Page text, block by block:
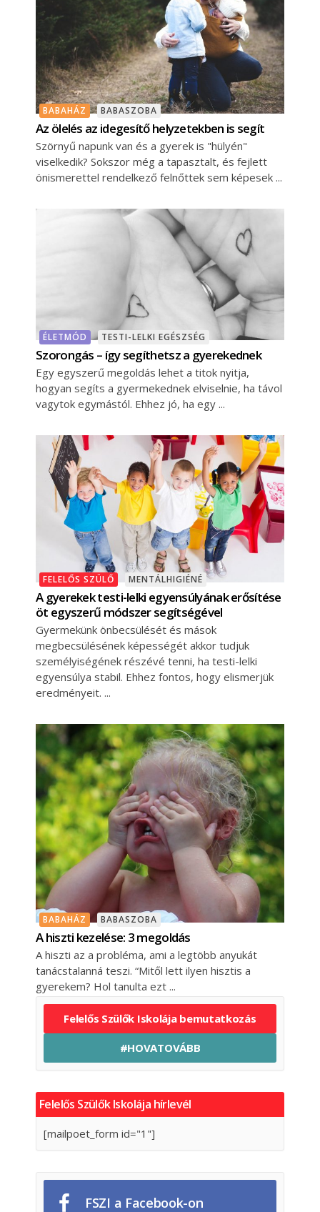
BABAHÁZ BABASZOBA
Az ölelés az idegesítő helyzetekben is segít
Szörnyű napunk van és a gyerek is "hülyén"
viselkedik? Sokszor még a tapasztalt, és fejlett
önismerettel rendelkező felnőttek sem képesek
ÉLETMÓD TESTI-LELKI EGÉSZSÉG
Szorongás – így segíthetsz a gyerekednek
Egy egyszerű megoldás lehet a titok nyitja,
hogyan segíts a gyermekednek elviselnie, ha távol
vagytok egymástól. Ehhez jó, ha egy
FELELŐS SZÜLŐ MENTÁLHIGIÉNÉ
A gyerekek testi-lelki egyensúlyának erősítése
öt egyszerű módszer segítségével
Gyermekünk önbecsülését és mások
megbecsülésének képességét akkor tudjuk
személyiségének részévé tenni, ha testi-lelki
egyensúlya stabil. Ehhez fontos, hogy elismerjük
eredményeit.
BABAHÁZ BABASZOBA
A hiszti kezelése: 3 megoldás
A hiszti az a probléma, ami a legtöbb anyukát
tanácstalanná teszi. “Mitől lett ilyen hisztis a
gyerekem? Hol tanulta ezt
Felelős Szülők Iskolája bemutatkozás
#HOVATOVÁBB
Felelős Szülők Iskolája hírlevél
[mailpoet_form id="1"]
FSZI a Facebook-on